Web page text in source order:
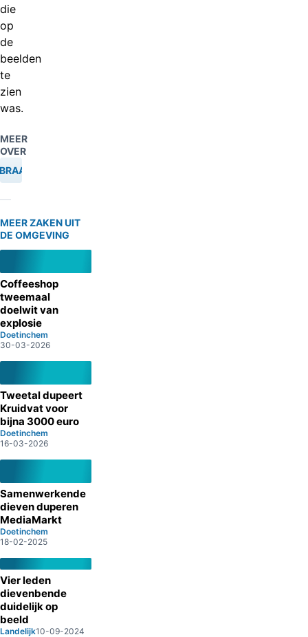
die
op
de
beelden
te
zien
was.
MEER
OVER
MEER ZAKEN UIT
DE OMGEVING
Coffeeshop
tweemaal
doelwit van
explosie
Doetinchem
30-03-2026
Tweetal dupeert
Kruidvat voor
bijna 3000 euro
Doetinchem
16-03-2026
Samenwerkende
dieven duperen
MediaMarkt
Doetinchem
18-02-2025
Vier leden
dievenbende
duidelijk op
beeld
Landelijk10-09-2024